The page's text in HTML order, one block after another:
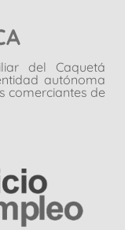
del Caquetá
autónoma
comerciantes de